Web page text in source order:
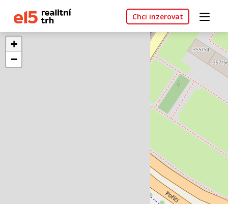
Chci inzerovat
+
−